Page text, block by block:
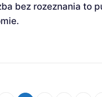
bez rozeznania to